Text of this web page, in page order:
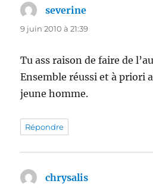
severine
9 juin 2010 à 21:39
Tu ass raison de faire de
Ensemble réussi et à priori
jeune homme.
Répondre
chrysalis